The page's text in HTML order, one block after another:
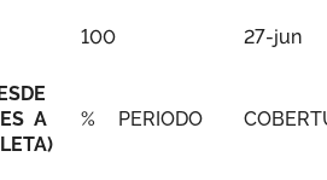
100 27-jun
A
% PERIODO